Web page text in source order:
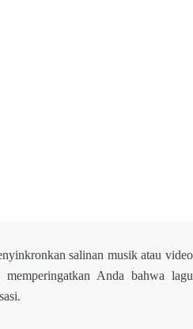
salinan musik atau video
Anda bahwa lagu